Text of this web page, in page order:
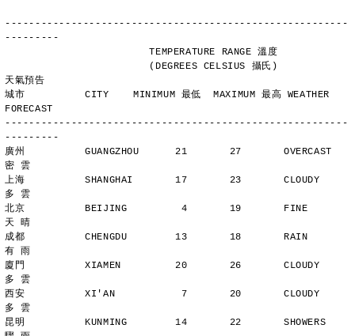
---------------------------------------------------------
---------
                        TEMPERATURE RANGE 溫度
天氣預告
城市          CITY    MINIMUM 最低  MAXIMUM 最高 WEATHER
FORECAST
---------------------------------------------------------
---------
廣州          GUANGZHOU      21       27       OVERCAST
密 雲
上海          SHANGHAI       17       23       CLOUDY
多 雲
北京          BEIJING         4       19       FINE
天 晴
成都          CHENGDU        13       18       RAIN
有 雨
廈門          XIAMEN         20       26       CLOUDY
多 雲
西安          XI'AN           7       20       CLOUDY
多 雲
昆明          KUNMING        14       22       SHOWERS